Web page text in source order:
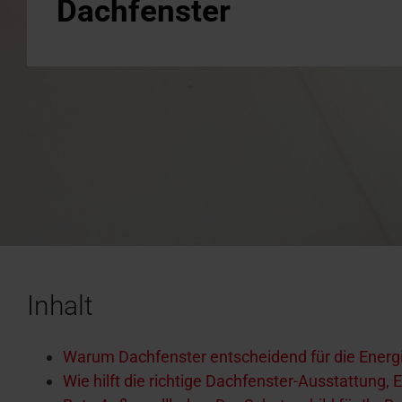
Angebot anfordern
Roto
Ansprechpartner für Profis
Techn.
Dachfenster
Inhalt
Warum Dachfenster entscheidend für die
Wie hilft die richtige Dachfenster-Ausstattung,